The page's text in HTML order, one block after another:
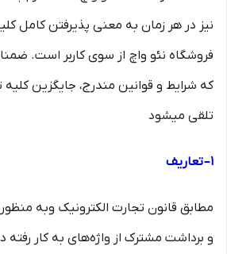
نیز در هر زمان به معنی پذیرفتن کامل
فروشگاه نئو واچ از سوی کاربر است.
که شرایط و قوانین مندرج، جایگزین کلیه
تلقی میشود
۱– تعاریف
مطابق قانون تجارت الکترونیک وبه
و برداشت مشترک از واژه‌های به کار رفته